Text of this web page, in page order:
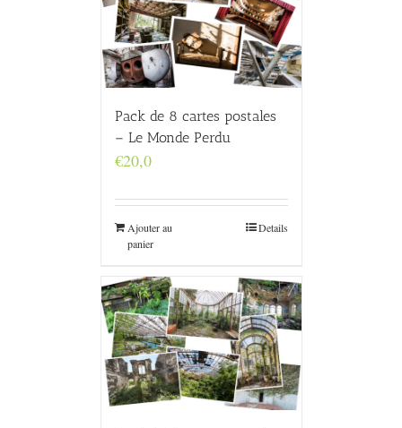
Pack de 8 cartes postales
– Le Monde Perdu
€20,0
Ajouter au
panier
Details